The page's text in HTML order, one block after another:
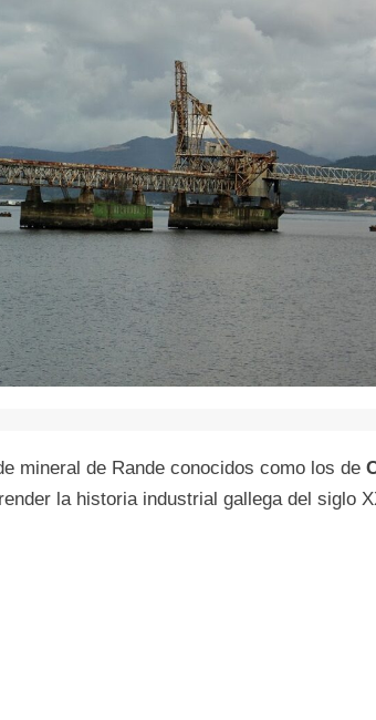
mineral de Rande conocidos como los de
la historia industrial gallega del siglo